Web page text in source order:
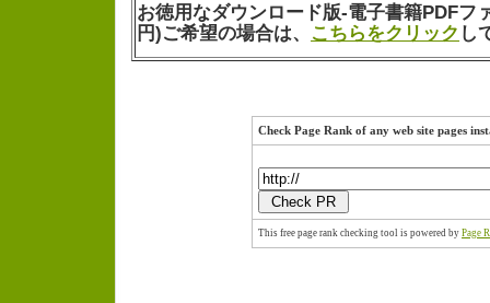
お徳用なダウンロード版-電子書籍PDFフ
円)ご希望の場合は、
こちらをクリック し
Check Page Rank of any web site pages
This free page rank checking tool is powered by Page